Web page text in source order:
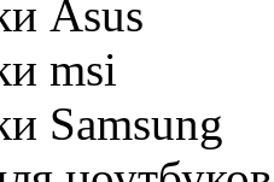
Asus
msi
Samsung